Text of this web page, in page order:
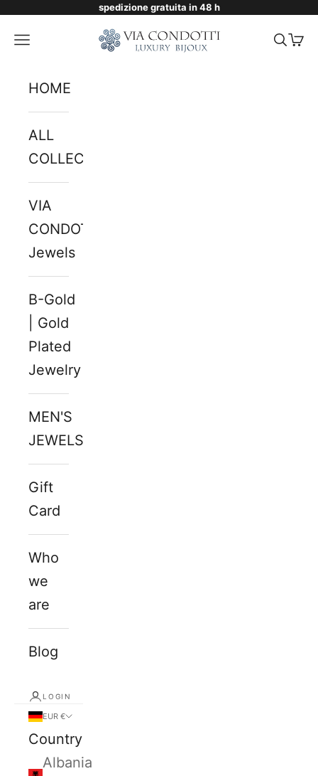
Skip to contentspedizione gratuita in 48 h
Via Condotti Store
Navigation menu Search
Cart
HOME
ALL
COLLECTIONS
VIA
CONDOTTI
Jewels
B-Gold
| Gold
Plated
Jewelry
MEN'S
JEWELS
Gift
Card
Who
we
are
Blog
LOGIN
EUR €
Country
Albania